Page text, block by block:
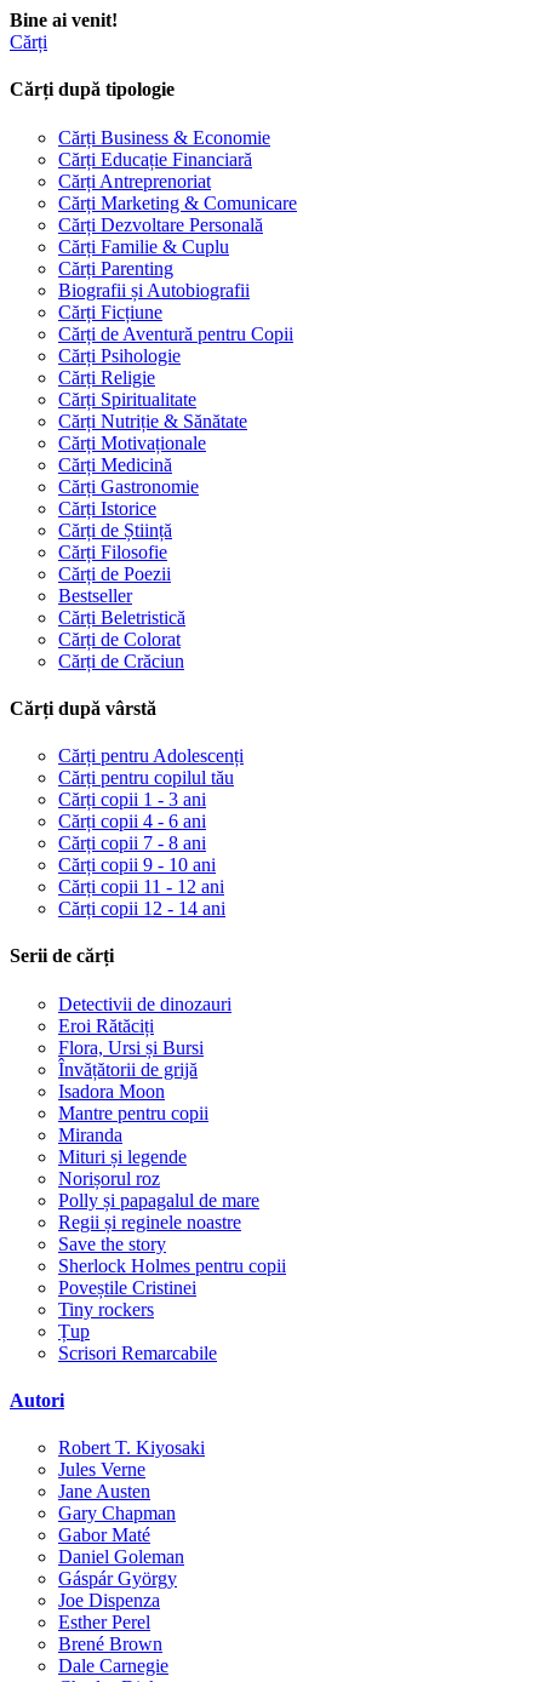
Bine ai venit!
Cărți
Cărți după tipologie
Cărți Business & Economie
Cărți Educație Financiară
Cărți Antreprenoriat
Cărți Marketing & Comunicare
Cărți Dezvoltare Personală
Cărți Familie & Cuplu
Cărți Parenting
Biografii și Autobiografii
Cărți Ficțiune
Cărți de Aventură pentru Copii
Cărți Psihologie
Cărți Religie
Cărți Spiritualitate
Cărți Nutriție & Sănătate
Cărți Motivaționale
Cărți Medicină
Cărți Gastronomie
Cărți Istorice
Cărți de Știință
Cărți Filosofie
Cărți de Poezii
Bestseller
Cărți Beletristică
Cărți de Colorat
Cărți de Crăciun
Cărți după vârstă
Cărți pentru Adolescenți
Cărți pentru copilul tău
Cărți copii 1 - 3 ani
Cărți copii 4 - 6 ani
Cărți copii 7 - 8 ani
Cărți copii 9 - 10 ani
Cărți copii 11 - 12 ani
Cărți copii 12 - 14 ani
Serii de cărți
Detectivii de dinozauri
Eroi Rătăciți
Flora, Ursi și Bursi
Învățătorii de grijă
Isadora Moon
Mantre pentru copii
Miranda
Mituri și legende
Norișorul roz
Polly și papagalul de mare
Regii și reginele noastre
Save the story
Sherlock Holmes pentru copii
Poveștile Cristinei
Tiny rockers
Țup
Scrisori Remarcabile
Autori
Robert T. Kiyosaki
Jules Verne
Jane Austen
Gary Chapman
Gabor Maté
Daniel Goleman
Gáspár György
Joe Dispenza
Esther Perel
Brené Brown
Dale Carnegie